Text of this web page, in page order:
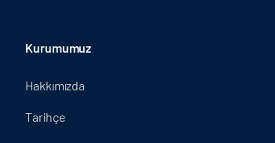
Kurumumuz
Hakkımızda
Tarihçe